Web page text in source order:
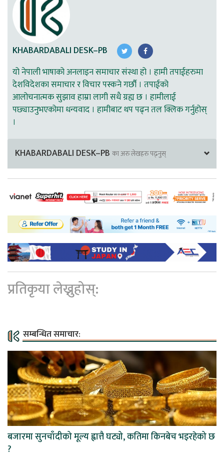
KHABARDABALI DESK–PB
यो नेपाली भाषाको अनलाइन समाचार संस्था हो । हामी तपाईहरुमा
देशविदेशका समाचार र विचार पस्कने गर्छौ । तपाईको
आलोचनात्मक सुझाव हाम्रा लागी सधै ग्रह्य छ । हामीलाई
पछ्याउनुभएकोमा धन्यवाद । हामीबाट थप पढ्न तल क्लिक गर्नुहोस्
।
KHABARDABALI DESK–PB का अरु लेखहरु पढ्नुस्
प्रतिकृया लेख्नुहोस्:
सम्बन्धित समाचार:
बजारमा सुनचाँदीको मूल्य ह्वात्तै घट्यो, कतिमा किनबेच भइरहेको छ
?